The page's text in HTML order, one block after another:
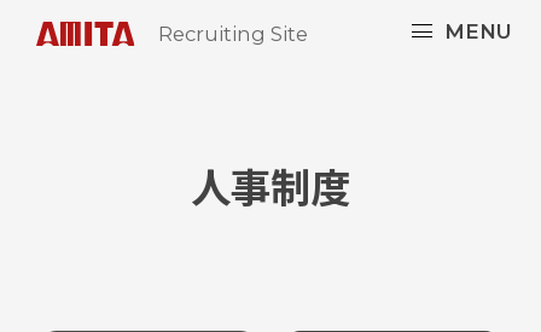
Recruiting Site MENU
人事制度